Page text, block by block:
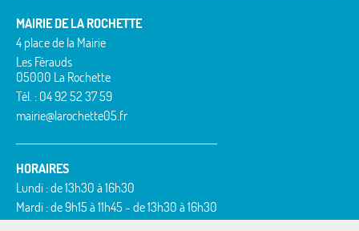
MAIRIE DE LA ROCHETTE
4 place de la Mairie
Les Férauds
05000 La Rochette
Tél. : 04 92 52 37 59
mairie@larochette05.fr
HORAIRES
Lundi : de 13h30 à 16h30
Mardi : de 9h15 à 11h45 - de 13h30 à 16h30